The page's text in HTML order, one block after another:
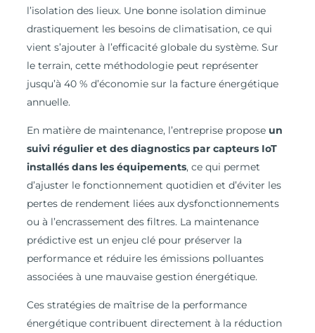
l’isolation des lieux. Une bonne isolation diminue
drastiquement les besoins de climatisation, ce qui
vient s’ajouter à l’efficacité globale du système. Sur
le terrain, cette méthodologie peut représenter
jusqu’à 40 % d’économie sur la facture énergétique
annuelle.
En matière de maintenance, l’entreprise propose un
suivi régulier et des diagnostics par capteurs IoT
installés dans les équipements, ce qui permet
d’ajuster le fonctionnement quotidien et d’éviter les
pertes de rendement liées aux dysfonctionnements
ou à l’encrassement des filtres. La maintenance
prédictive est un enjeu clé pour préserver la
performance et réduire les émissions polluantes
associées à une mauvaise gestion énergétique.
Ces stratégies de maîtrise de la performance
énergétique contribuent directement à la réduction